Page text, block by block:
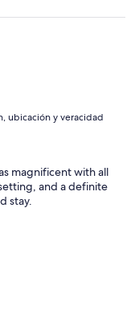
ubicación y veracidad
magnificent with all
and a definite
stay.